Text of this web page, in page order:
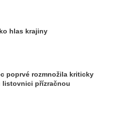
hlas krajiny
poprvé rozmnožila kriticky
listovnici přízračnou